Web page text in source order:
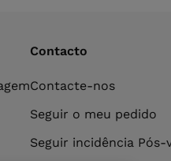
Contacto
Contacte-nos
Seguir o meu pedido
Seguir incidência Pós-